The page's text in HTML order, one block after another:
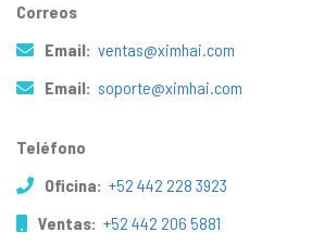
Correos
Email: ventas@ximhai.com
Email: soporte@ximhai.com
Teléfono
Oficina: +52 442 228 3923
Ventas: +52 442 206 5881